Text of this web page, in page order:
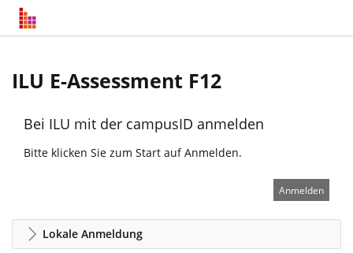
ILU E-Assessment F12
Bei ILU mit der campusID anmelden
Bitte klicken Sie zum Start auf Anmelden.
Anmelden
Lokale Anmeldung